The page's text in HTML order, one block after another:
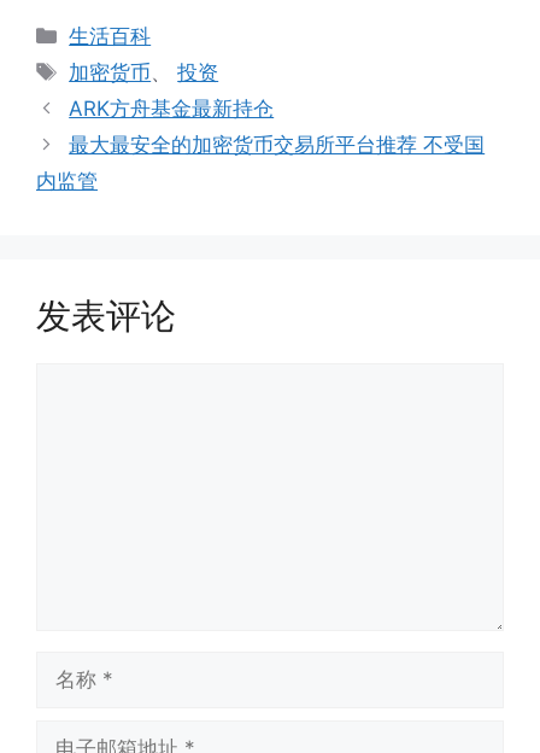
分
类
生活百科
标
签
加密货币、投资
ARK方舟基金最新持仓
最大最安全的加密货币交易所平台推荐 不受国
内监管
发表评论